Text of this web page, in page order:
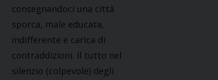
consegnandoci una città
sporca, male educata,
indifferente e carica di
contraddizioni. Il tutto nel
silenzio (colpevole) degli